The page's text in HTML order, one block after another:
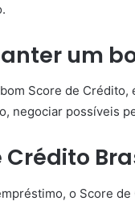
um
Score de
negociar possíveis
Crédito
o Score